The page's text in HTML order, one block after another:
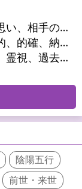
恋愛成就、出会い・片思い、相手の気持ち、相性、縁結び、結婚、男心・女心、二人の今後、複雑な恋愛、三角関係、略奪愛、浮気、不倫、復活愛、復縁、離婚、同性愛・LGBT、人間関係、職場の人間関係、対人関係、仕事運、適職、天職、転職、進路、就職、人生全般、使命、経営相談、人事、開業、夢、目標、ビジネスチャンス、ビジネスパートナー、パワーハラスメント、セクシャルハラスメント、家族関係、夫婦関係、家庭問題、夫婦問題、親族問題、育児・子育て、シングルマザー、ドメスティックバイオレンス、相続関係、精神問題、心の問題、うつ、トラウマ、ストレス、いじめ、人生相談、霊的問題、魂の本質、前世、ペットの気持ち、パワーストーン選択、引越し・転居、方位、健康運、金運、金銭トラブル、ご近所問題、縁切り
はっきり言う、具体的、的確、納得感、情報量が多い、友達のように相談できる、聞き上手、とても話しやすい、じっくり聞いてくれる、愛にあふれ温かい、深く濃厚、勇気をくれる、前向き・元気になれる、実力派
霊感・スピリチュアル、霊視、過去視、未来予知、前世・来世、波動修正、オーラ、エネルギー調整、ソウルメイト、チャネリング、ペットの気持ち、タロット、オラクルカード、風水、姓名判断、九星気学、四柱推命、占星術、数秘術、カラー診断、易学、祈祷、祈願、縁結び、縁切り、ダウジング、ルーン、パワーストーン、カウンセリング、オリジナル占術、ルノルマンカード
陰陽五行
前世・来世